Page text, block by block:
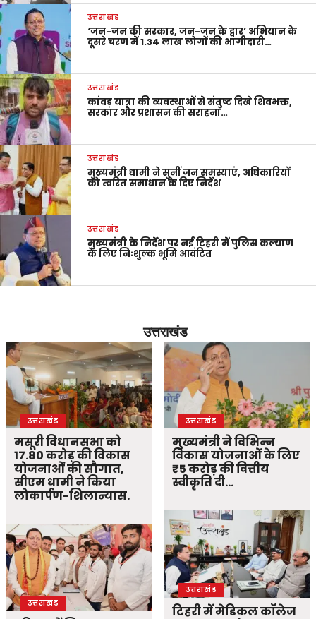
उत्तराखंड
‘जन-जन की सरकार, जन-जन के द्वार’ अभियान के
दूसरे चरण में 1.34 लाख लोगों की भागीदारी…
उत्तराखंड
कांवड़ यात्रा की व्यवस्थाओं से संतुष्ट दिखे शिवभक्त,
सरकार और प्रशासन की सराहना…
उत्तराखंड
मुख्यमंत्री धामी ने सुनीं जन समस्याएं, अधिकारियों
को त्वरित समाधान के दिए निर्देश
उत्तराखंड
मुख्यमंत्री के निर्देश पर नई टिहरी में पुलिस कल्याण
के लिए निःशुल्क भूमि आवंटित
उत्तराखंड
उत्तराखंड
मसूरी विधानसभा को
17.80 करोड़ की विकास
योजनाओं की सौगात,
सीएम धामी ने किया
लोकार्पण-शिलान्यास.
उत्तराखंड
उत्तराखंड
मुख्यमंत्री ने विभिन्न
विकास योजनाओं के लिए
₹5 करोड़ की वित्तीय
स्वीकृति दी…
उत्तराखंड
टिहरी में मेडिकल कॉलेज